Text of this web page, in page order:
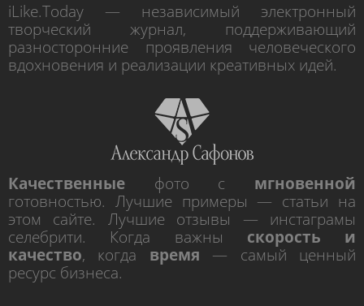
iLike.Today — независимый электронный
творческий журнал, поддерживающий
разносторонние проявления человеческого
вдохновения и реализации креативных идей.
Качественные фото с мгновенной
готовностью. Лучшие примеры — статьи на
этом сайте. Лучшие отзывы — инстаграмы
селебрити. Когда важны скорость и
качество, когда время — самый ценный
ресурс бизнеса.